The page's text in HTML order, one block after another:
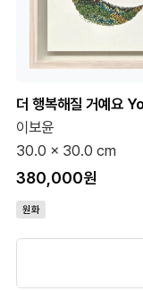
이보윤
30.0 x 30.0 cm
380,000원
원화